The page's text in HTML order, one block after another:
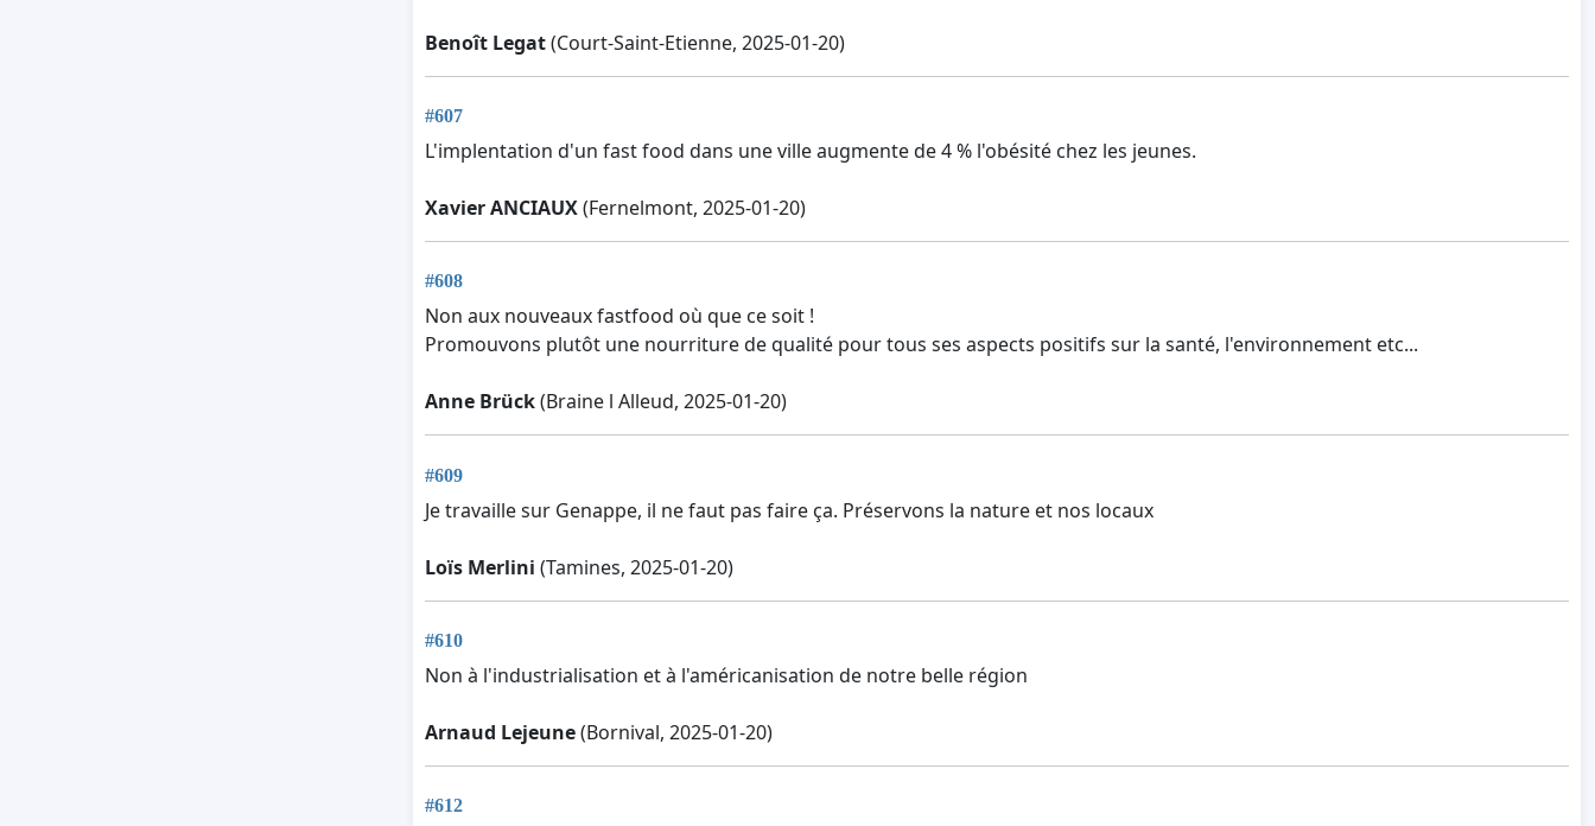
Benoît Legat(Court-Saint-Etienne, 2025-01-20)
#607
L'implentation d'un fast food dans une ville augmente de 4 % l'obésité chez les jeunes.
Xavier ANCIAUX(Fernelmont, 2025-01-20)
#608
Non aux nouveaux fastfood où que ce soit !
Promouvons plutôt une nourriture de qualité pour tous ses aspects positifs sur la santé, l'environnement etc...
Anne Brück(Braine l Alleud, 2025-01-20)
#609
Je travaille sur Genappe, il ne faut pas faire ça. Préservons la nature et nos locaux
Loïs Merlini (Tamines, 2025-01-20)
#610
Non à l'industrialisation et à l'américanisation de notre belle région
Arnaud Lejeune(Bornival, 2025-01-20)
#612